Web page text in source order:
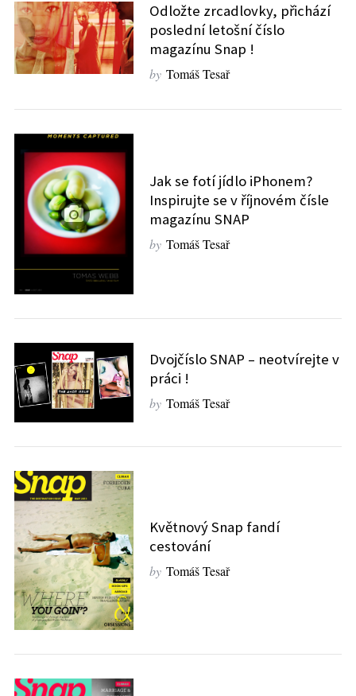
Odložte zrcadlovky, přichází
poslední letošní číslo
magazínu Snap !
by Tomáš Tesař
Jak se fotí jídlo iPhonem?
Inspirujte se v říjnovém čísle
magazínu SNAP
by Tomáš Tesař
Dvojčíslo SNAP – neotvírejte v
práci !
by Tomáš Tesař
Květnový Snap fandí
cestování
by Tomáš Tesař